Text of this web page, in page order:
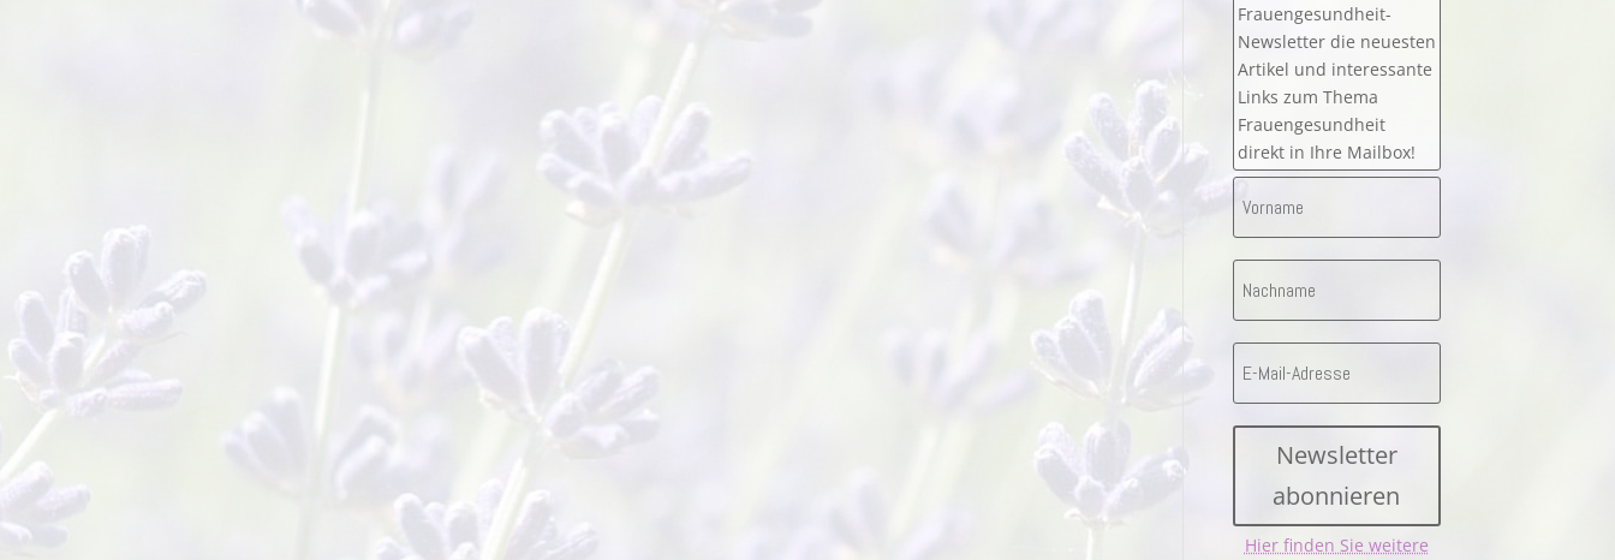
Frauengesundheit-
Newsletter die neuesten
Artikel und interessante
Links zum Thema
Frauengesundheit
direkt in Ihre Mailbox!
Newsletter
abonnieren
Hier finden Sie weitere